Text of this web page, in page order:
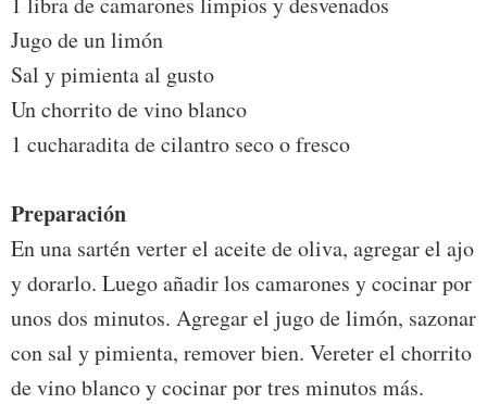
Jugo de un limón
Sal y pimienta al gusto
Un chorrito de vino blanco
1 cucharadita de cilantro seco o fresco
Preparación
En una sartén verter el aceite de oliva, agregar el ajo
y dorarlo. Luego añadir los camarones y cocinar por
unos dos minutos. Agregar el jugo de limón, sazonar
con sal y pimienta, remover bien. Vereter el chorrito
de vino blanco y cocinar por tres minutos más.